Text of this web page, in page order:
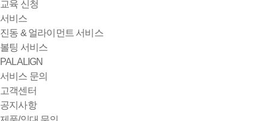
교육 신청
서비스
진동 & 얼라이먼트 서비스
볼팅 서비스
PALALIGN
서비스 문의
고객센터
공지사항